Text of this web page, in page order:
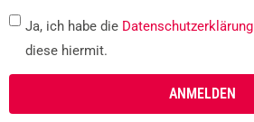
Ja, ich habe die Datenschutzerklärung
diese hiermit.
ANMELDEN